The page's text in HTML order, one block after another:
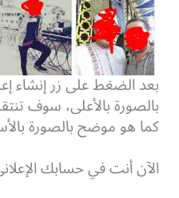
بعد الضغط على زر إنشاء
بالصورة بالأعلى، سوف
كما هو موضح بالصورة
الآن أنت في حسابك